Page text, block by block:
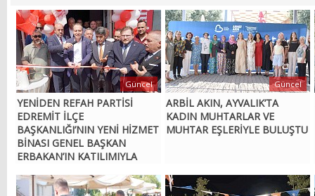
YENİDEN REFAH PARTİSİ
EDREMİT İLÇE
BAŞKANLIĞI’NIN YENİ HİZMET
BİNASI GENEL BAŞKAN
ERBAKAN’IN KATILIMIYLA
Güncel
ARBİL AKIN, AYVALIK’TA
KADIN MUHTARLAR VE
MUHTAR EŞLERİYLE BULUŞTU
Güncel